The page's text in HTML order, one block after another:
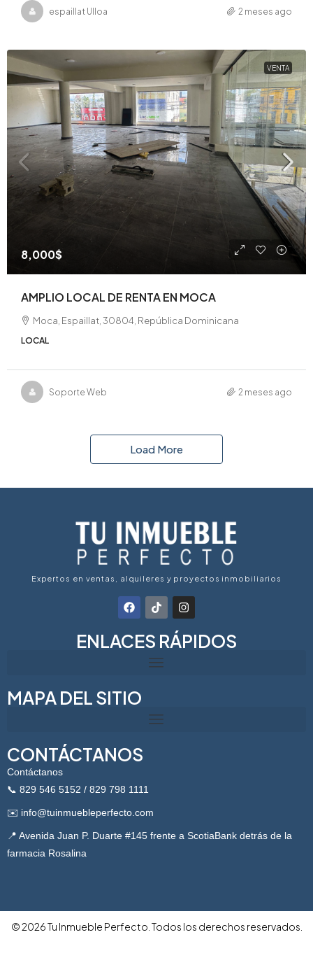
espaillat Ulloa 2 meses ago
VENTA
8,000$
AMPLIO LOCAL DE RENTA EN MOCA
Moca, Espaillat, 30804, República Dominicana
LOCAL
Soporte Web 2 meses ago
Load More
Expertos en ventas, alquileres y proyectos inmobiliarios
ENLACES RÁPIDOS
MAPA DEL SITIO
CONTÁCTANOS
Contáctanos
📞 829 546 5152 / 829 798 1111
✉️ info@tuinmuebleperfecto.com
📍 Avenida Juan P. Duarte #145 frente a ScotiaBank detrás de la
farmacia Rosalina
©2026Tu Inmueble Perfecto. Todos los derechos reservados.